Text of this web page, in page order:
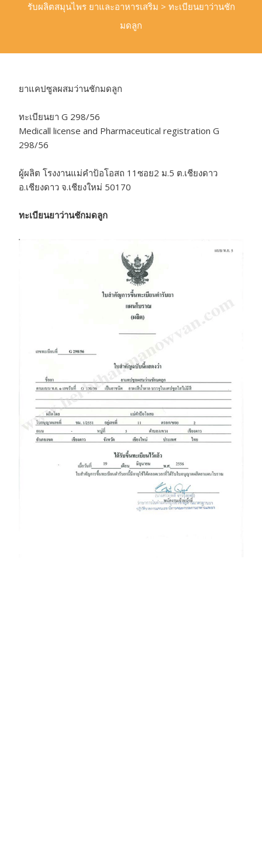
รับผลิตสมุนไพร ยาและอาหารเสริม > ทะเบียนยาว่านชัก
มดลูก
ยาแคปซูลผสมว่านชักมดลูก
ทะเบียนยา G 298/56
Medicall license and Pharmaceutical registration G
298/56
ผู้ผลิต โรงงานแม่คำป้อโอสถ 11ซอย2 ม.5 ต.เชียงดาว
อ.เชียงดาว จ.เชียงใหม่ 50170
ทะเบียนยาว่านชักมดลูก